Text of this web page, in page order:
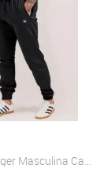
Treino Academia
Masculina Casual